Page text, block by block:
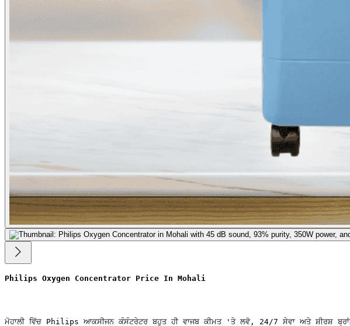
Philips Oxygen Concentrator Price In Mohali
ਮੋਹਾਲੀ ਵਿੱਚ Philips ਆਕਸੀਜਨ ਕੰਸੰਟਰੇਟਰ ਬਹੁਤ ਹੀ ਵਾਜਬ ਕੀਮਤ 'ਤੇ ਲਵੋ, 24/7 ਸੇਵਾ ਅਤੇ ਸ਼ੀਰਸ਼